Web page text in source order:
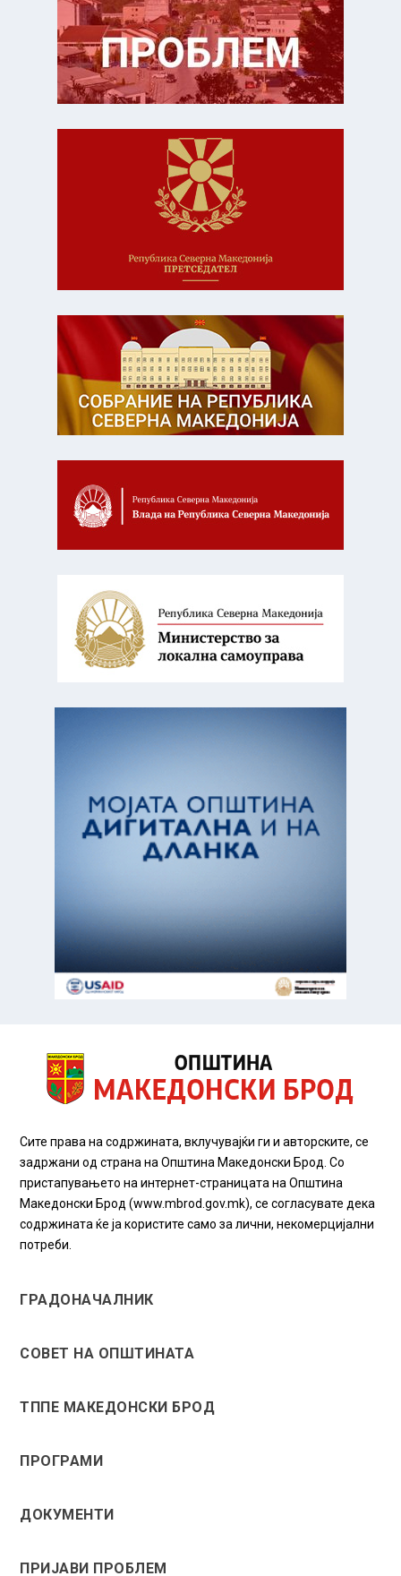
Сите права на содржината, вклучувајќи ги и авторските, се
задржани од страна на Општина Македонски Брод. Со
пристапувањето на интернет-страницата на Општина
Македонски Брод (www.mbrod.gov.mk), се согласувате дека
содржината ќе ја користите само за лични, некомерцијални
потреби.
ГРАДОНАЧАЛНИК
СОВЕТ НА ОПШТИНАТА
ТППЕ МАКЕДОНСКИ БРОД
ПРОГРАМИ
ДОКУМЕНТИ
ПРИЈАВИ ПРОБЛЕМ